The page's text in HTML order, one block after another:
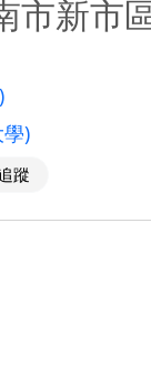
新市
)
蹤